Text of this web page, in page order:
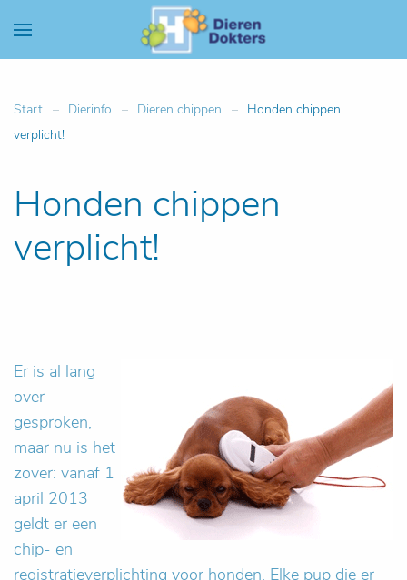
Start Dierinfo Dieren chippen
Honden chippen
verplicht!
Honden chippen
verplicht!
Er is al lang
over
gesproken,
maar nu is het
zover: vanaf 1
april 2013
geldt er een
chip- en
registratieverplichting voor honden. Elke pup die er